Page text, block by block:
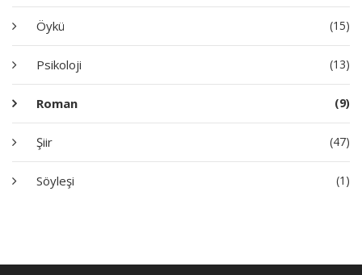
Öykü (15)
Psikoloji (13)
Roman (9)
Şiir (47)
Söyleşi (1)